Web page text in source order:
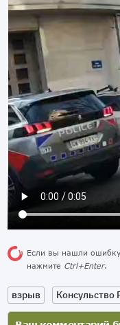
Если вы нашли
нажмите Ctrl+Enter.
взрыв Консульство